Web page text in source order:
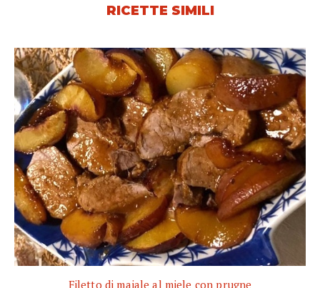
RICETTE SIMILI
Filetto di maiale al miele con prugne